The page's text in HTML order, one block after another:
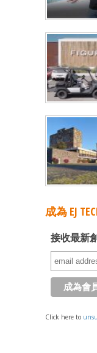
成為 EJ
接收最新
Click here to